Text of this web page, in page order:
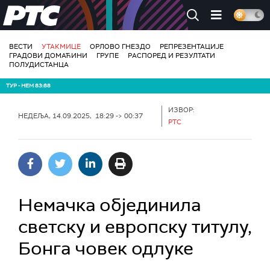
РТС
ВЕСТИ УТАКМИЦЕ ОРЛОВО ГНЕЗДО
РЕПРЕЗЕНТАЦИЈЕ
ГРАДОВИ ДОМАЋИНИ
ГРУПЕ
РАСПОРЕД И РЕЗУЛТАТИ
ПОЛУДИСТАНЦА
ТУР - НЕМ 83:88
НЕДЕЉА, 14.09.2025, 18:29 -> 00:37
ИЗВОР:
РТС
Немачка објединила
светску и европску титулу,
Бонга човек одлуке